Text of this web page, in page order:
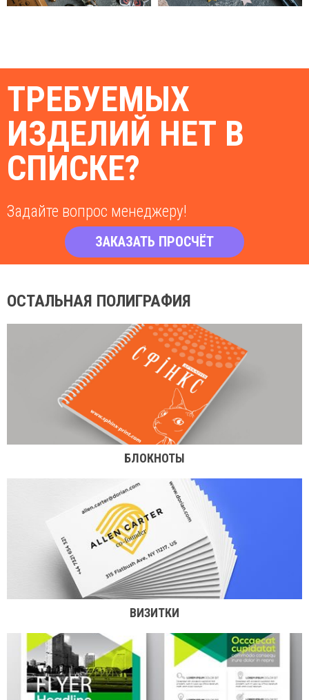
ТРЕБУЕМЫХ
ИЗДЕЛИЙ НЕТ В
СПИСКЕ?
Задайте вопрос менеджеру!
ЗАКАЗАТЬ ПРОСЧЁТ
ОСТАЛЬНАЯ ПОЛИГРАФИЯ
БЛОКНОТЫ
ВИЗИТКИ